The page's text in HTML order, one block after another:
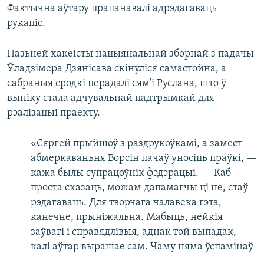
Фактычна аўтару прапанавалі адрэдагаваць
рукапіс.
Пазьней хакеісты нацыянальнай зборнай з падачы
Ўладзімера Дзянісава скінуліся самастойна, а
сабраныя сродкі перадалі сям'і Руслана, што ў
выніку стала адчувальнай падтрымкай для
рэалізацыі праекту.
«Сяргей прыйшоў з раздрукоўкамі, а замест
абмеркаваньня Ворсін пачаў уносіць праўкі, —
кажа былы супрацоўнік фэдэрацыі. — Каб
проста сказаць, можам дапамагчы ці не, стаў
рэдагаваць. Для творчага чалавека гэта,
канечне, прыніжальна. Мабыць, нейкія
заўвагі і справядлівыя, аднак той выпадак,
калі аўтар вырашае сам. Чаму няма ўспамінаў